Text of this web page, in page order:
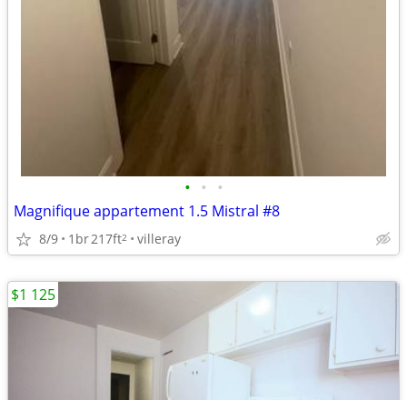
• • •
Magnifique appartement 1.5 Mistral #8
8/9 1br217ft2 villeray
$1 125